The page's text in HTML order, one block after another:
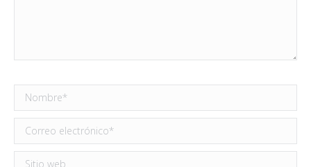
Nombre *
Correo electrónico *
Sitio web